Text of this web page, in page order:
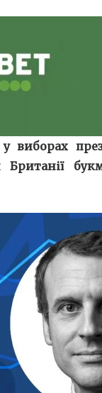
у виборах